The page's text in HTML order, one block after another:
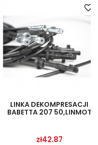
LINKA DEKOMPRESACJI
BABETTA 207 50,LINMOT
Price
zł42.87
favorite_border